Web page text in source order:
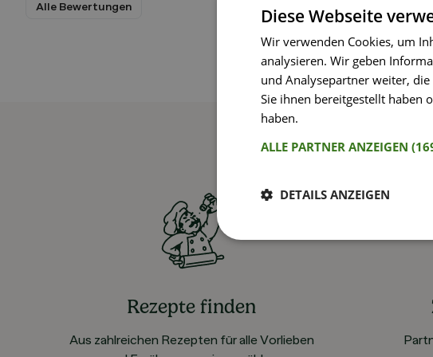
Alle Bewertungen
Rezepte finden
Aus zahlreichen Rezepten für alle Vorlieben
Diese Webseite
Wir verwenden Cookies, um
analysieren. Wir geben
und Analysepartner weiter,
Sie ihnen bereitgestellt haben
haben.
ALLE PARTNER ANZEIGEN
DETAILS ANZEIGEN